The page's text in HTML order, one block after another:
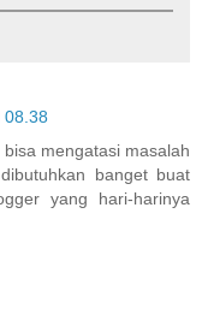
08.38
mengatasi masalah
banget buat
yang hari-harinya